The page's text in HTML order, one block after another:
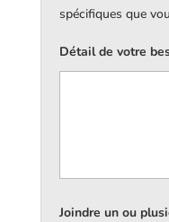
spécifiques que
Détail de votre
Joindre un ou